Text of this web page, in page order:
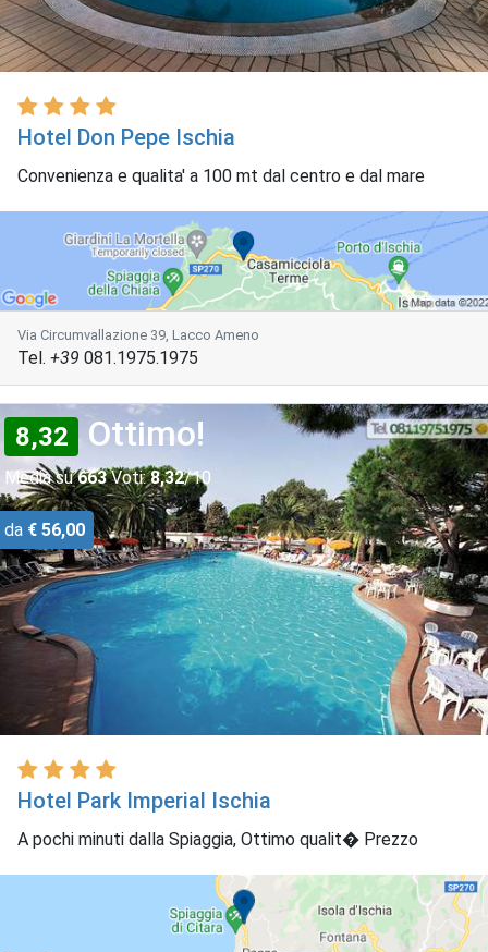
Hotel Don Pepe Ischia
Convenienza e qualita' a 100 mt dal centro e dal mare
Via Circumvallazione 39, Lacco Ameno
Tel. +39 081.1975.1975
8,32 Ottimo!
Media su663Voti: 8,32/10
da € 56,00
Hotel Park Imperial Ischia
A pochi minuti dalla Spiaggia, Ottimo qualit� Prezzo